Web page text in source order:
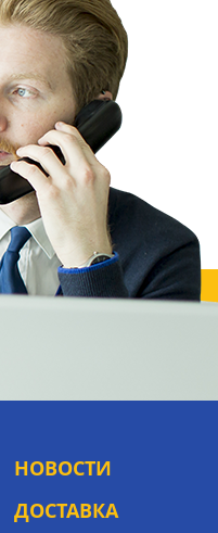
НОВОСТИ
ДОСТАВКА